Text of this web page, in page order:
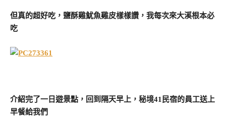
但真的超好吃，鹽酥雞魷魚雞皮樣樣讚，我每次來大溪根本必
吃
介紹完了一日遊景點，回到隔天早上，秘境41民宿的員工送上
早餐給我們